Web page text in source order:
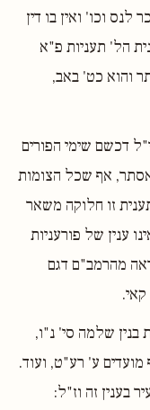
וכו' ואין בו דין
הל' תעניות פ"א
והוא כט' באב,
דכשם שימי הפורים
אף שכל הצומות
זו חלוקה משאר
ענין של פורעניות
מהרמב"ם דגם
בנין שלמה סי' נ"ו,
מועדים ע' רע"ט, ועוד.
בענין זה וז"ל: